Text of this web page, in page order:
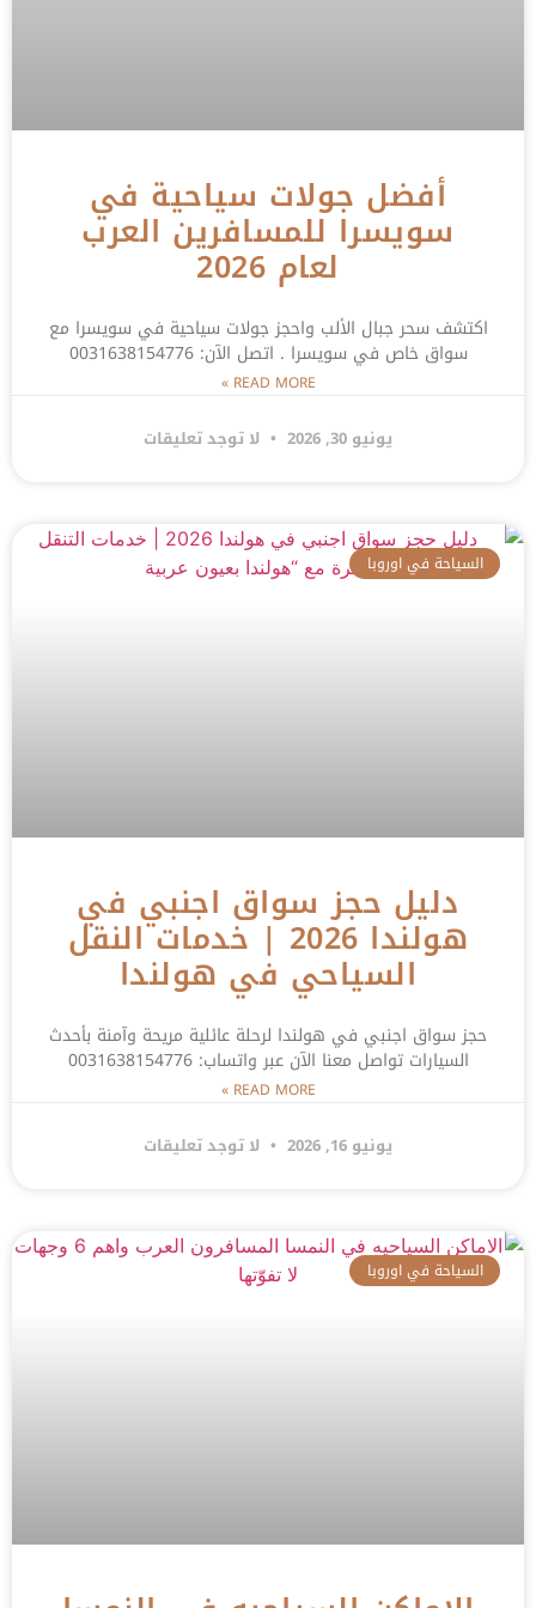
أفضل جولات سياحية في
سويسرا للمسافرين العرب
لعام 2026
اكتشف سحر جبال الألب واحجز جولات سياحية في سويسرا مع
سواق خاص في سويسرا . اتصل الآن: 0031638154776
READ MORE »
يونيو 30, 2026 لا توجد تعليقات
السياحة في اوروبا
دليل حجز سواق اجنبي في
هولندا 2026 | خدمات النقل
السياحي في هولندا
حجز سواق اجنبي في هولندا لرحلة عائلية مريحة وآمنة بأحدث
السيارات تواصل معنا الآن عبر واتساب: 0031638154776
READ MORE »
يونيو 16, 2026 لا توجد تعليقات
السياحة في اوروبا